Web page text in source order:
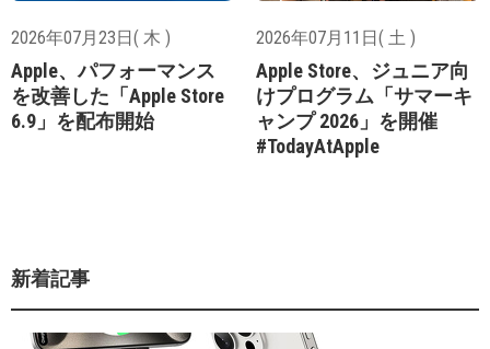
2026年07月23日( 木 )
Apple、パフォーマンス
を改善した「Apple Store
6.9」を配布開始
2026年07月11日( 土 )
Apple Store、ジュニア向
けプログラム「サマーキ
ャンプ 2026」を開催
#TodayAtApple
新着記事